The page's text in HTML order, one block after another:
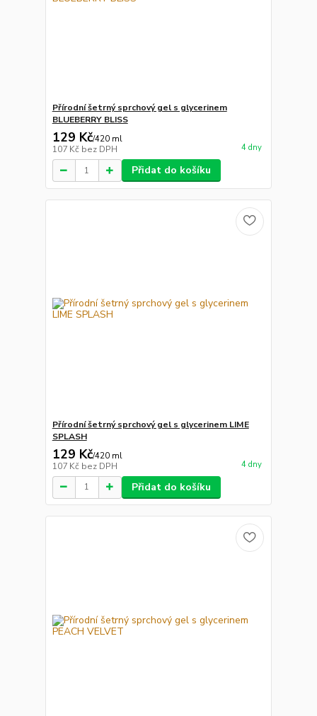
Přírodní šetrný sprchový gel s glycerinem
BLUEBERRY BLISS
129 Kč/420 ml
107 Kč bez DPH 4 dny
Přidat do košíku
Přírodní šetrný sprchový gel s glycerinem LIME
SPLASH
129 Kč/420 ml
107 Kč bez DPH 4 dny
Přidat do košíku